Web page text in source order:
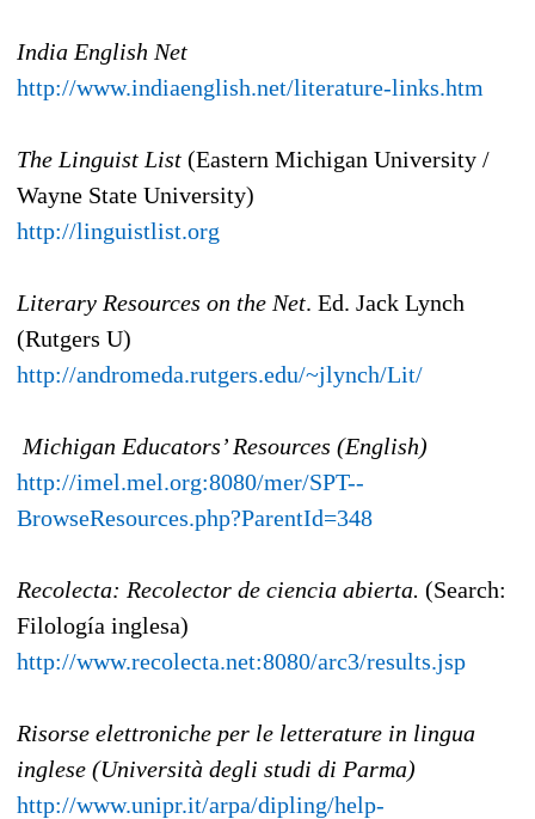
India English Net
http://www.indiaenglish.net/literature-links.htm
The Linguist List (Eastern Michigan University /
Wayne State University)
http://linguistlist.org
Literary Resources on the Net. Ed. Jack Lynch
(Rutgers U)
http://andromeda.rutgers.edu/~jlynch/Lit/
Michigan Educators’ Resources (English)
http://imel.mel.org:8080/mer/SPT--
BrowseResources.php?ParentId=348
Recolecta: Recolector de ciencia abierta. (Search:
Filología inglesa)
http://www.recolecta.net:8080/arc3/results.jsp
Risorse elettroniche per le letterature in lingua
inglese (Università degli studi di Parma)
http://www.unipr.it/arpa/dipling/help-